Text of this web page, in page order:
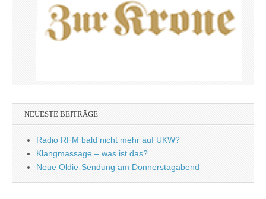
NEUESTE BEITRÄGE
Radio RFM bald nicht mehr auf UKW?
Klangmassage – was ist das?
Neue Oldie-Sendung am Donnerstagabend